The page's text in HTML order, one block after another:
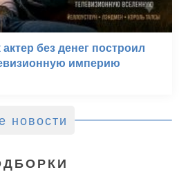
без денег построил
империю
новости